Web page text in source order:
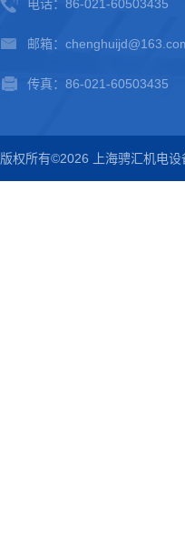
电话：86-021-60503435
邮箱：
传真：86-021-60503435
版权所有©2026 上海骋汇机电